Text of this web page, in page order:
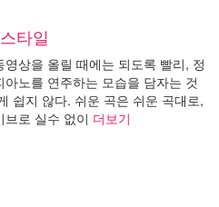
타일
상을 올릴 때에는 되도록 빨리, 정
노를 연주하는 모습을 담자는 것
쉽지 않다. 쉬운 곡은 쉬운 곡대로,
로 실수 없이 더보기